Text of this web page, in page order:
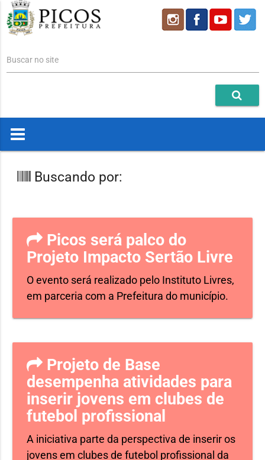
Buscar no site
Buscando por:
Picos será palco do
Projeto Impacto Sertão Livre
O evento será realizado pelo Instituto Livres,
em parceria com a Prefeitura do município.
Projeto de Base
desempenha atividades para
inserir jovens em clubes de
futebol profissional
A iniciativa parte da perspectiva de inserir os
jovens em clubes de futebol profissional da